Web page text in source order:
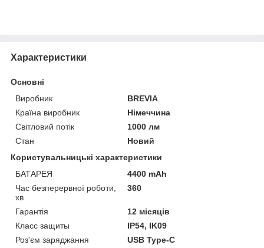
Характеристики
Основні
Виробник
BREVIA
Країна виробник
Німеччина
Світловий потік
1000 лм
Стан
Новий
Користувальницькі характеристики
БАТАРЕЯ
4400 mAh
Час безперервної роботи,
хв
360
Гарантія
12 місяців
Класс защиты
IP54, IK09
Роз'єм заряджання
USB Type-C